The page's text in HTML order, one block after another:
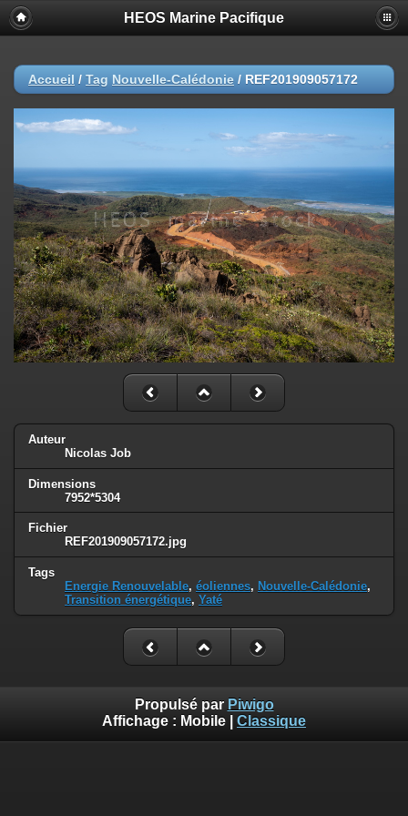
HEOS Marine Pacifique
Accueil / Tag Nouvelle-Calédonie / REF201909057172
Auteur
Nicolas Job
Dimensions
7952*5304
Fichier
REF201909057172.jpg
Tags
Energie Renouvelable, éoliennes, Nouvelle-Calédonie,
Transition énergétique, Yaté
Propulsé par Piwigo
Affichage : Mobile Classique